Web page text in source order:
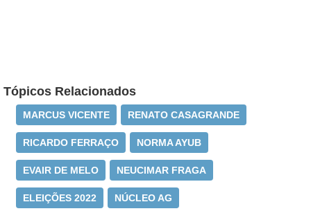
Tópicos Relacionados
MARCUS VICENTE RENATO CASAGRANDE
RICARDO FERRAÇO NORMA AYUB
EVAIR DE MELO NEUCIMAR FRAGA
ELEIÇÕES 2022 NÚCLEO AG